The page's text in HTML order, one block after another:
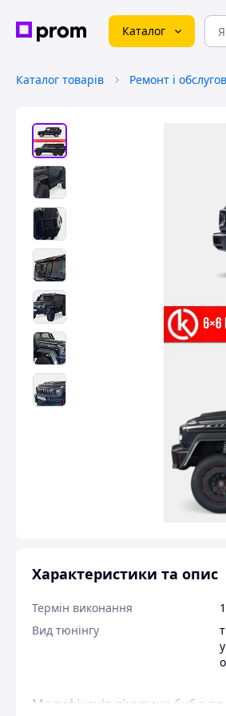
Каталог
Каталог товарів
Характеристики та опис
Термін виконання
Вид тюнінгу
Модифікація лімузина 6×6 з